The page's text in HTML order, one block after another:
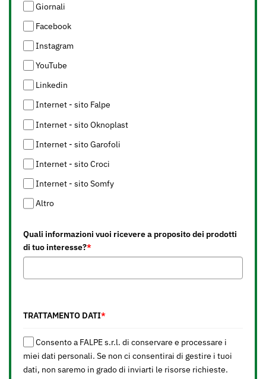
Giornali
Facebook
Instagram
YouTube
Linkedin
Internet - sito Falpe
Internet - sito Oknoplast
Internet - sito Garofoli
Internet - sito Croci
Internet - sito Somfy
Altro
Quali informazioni vuoi ricevere a proposito dei prodotti
di tuo interesse?*
TRATTAMENTO DATI*
Consento a FALPE s.r.l. di conservare e processare i
miei dati personali. Se non ci consentirai di gestire i tuoi
dati, non saremo in grado di inviarti le risorse richieste.